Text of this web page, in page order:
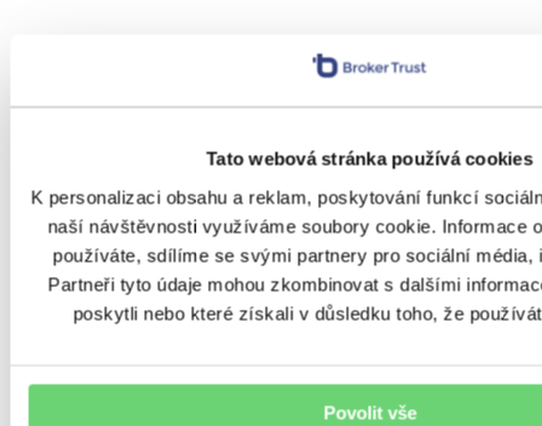
Tato webová stránka používá cookies
K personalizaci obsahu a reklam, poskytování funkcí
naší návštěvnosti využíváme soubory cookie. Informace
používáte, sdílíme se svými partnery pro sociální média,
Partneři tyto údaje mohou zkombinovat s dalšími
poskytli nebo které získali v důsledku toho, že
Povolit vše
RIZIKA
7 tipů, jak správně pojistit
chatu nebo chalupu, ať máte
Zhruba každý pátý český dům je určený k rekreaci
– v tom patříme v Evropě ke špičce. Přestože jsou